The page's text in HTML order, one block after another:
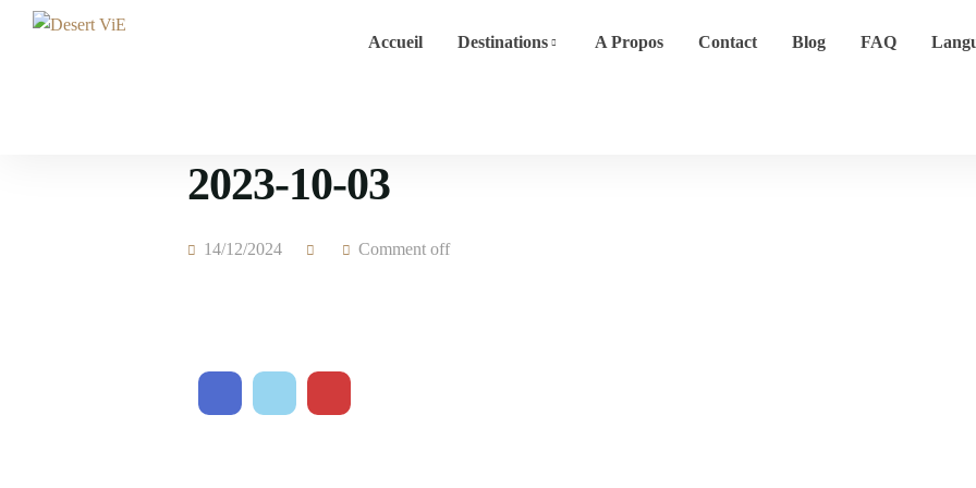
Accueil Destinations A Propos Contact Blog FAQ
2023-10-03
14/12/2024 Comment off